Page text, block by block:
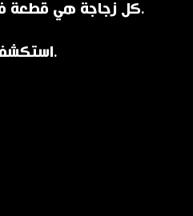
كل زجاجة هي قطعة فنية فييناوية تحمل طابع القصور ورفاهيتها.
استكشف عطر فيينا… استكشف إنهيل.